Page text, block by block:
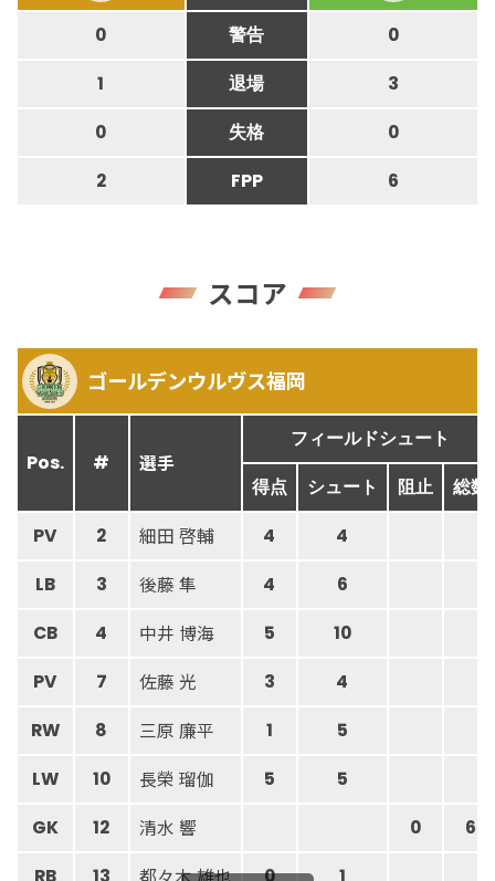
0 警告 0
1 退場 3
0 失格 0
2 FPP 6
スコア
ゴールデンウルヴス福岡
Pos. # 選手
フィールドシュート
得点 シュート 阻止 総数
PV 2 細田 啓輔 4 4
LB 3 後藤 隼 4 6
CB 4 中井 博海 5 10
PV 7 佐藤 光 3 4
RW 8 三原 廉平 1 5
LW 10 長榮 瑠伽 5 5
GK 12 清水 響 0 6
RB 13 0 1